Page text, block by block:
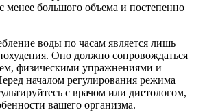
менее большого объема и постепенно
воды по часам является лишь
Оно должно сопровождаться
физическими упражнениями и
началом регулирования режима
с врачом или диетологом,
вашего организма.